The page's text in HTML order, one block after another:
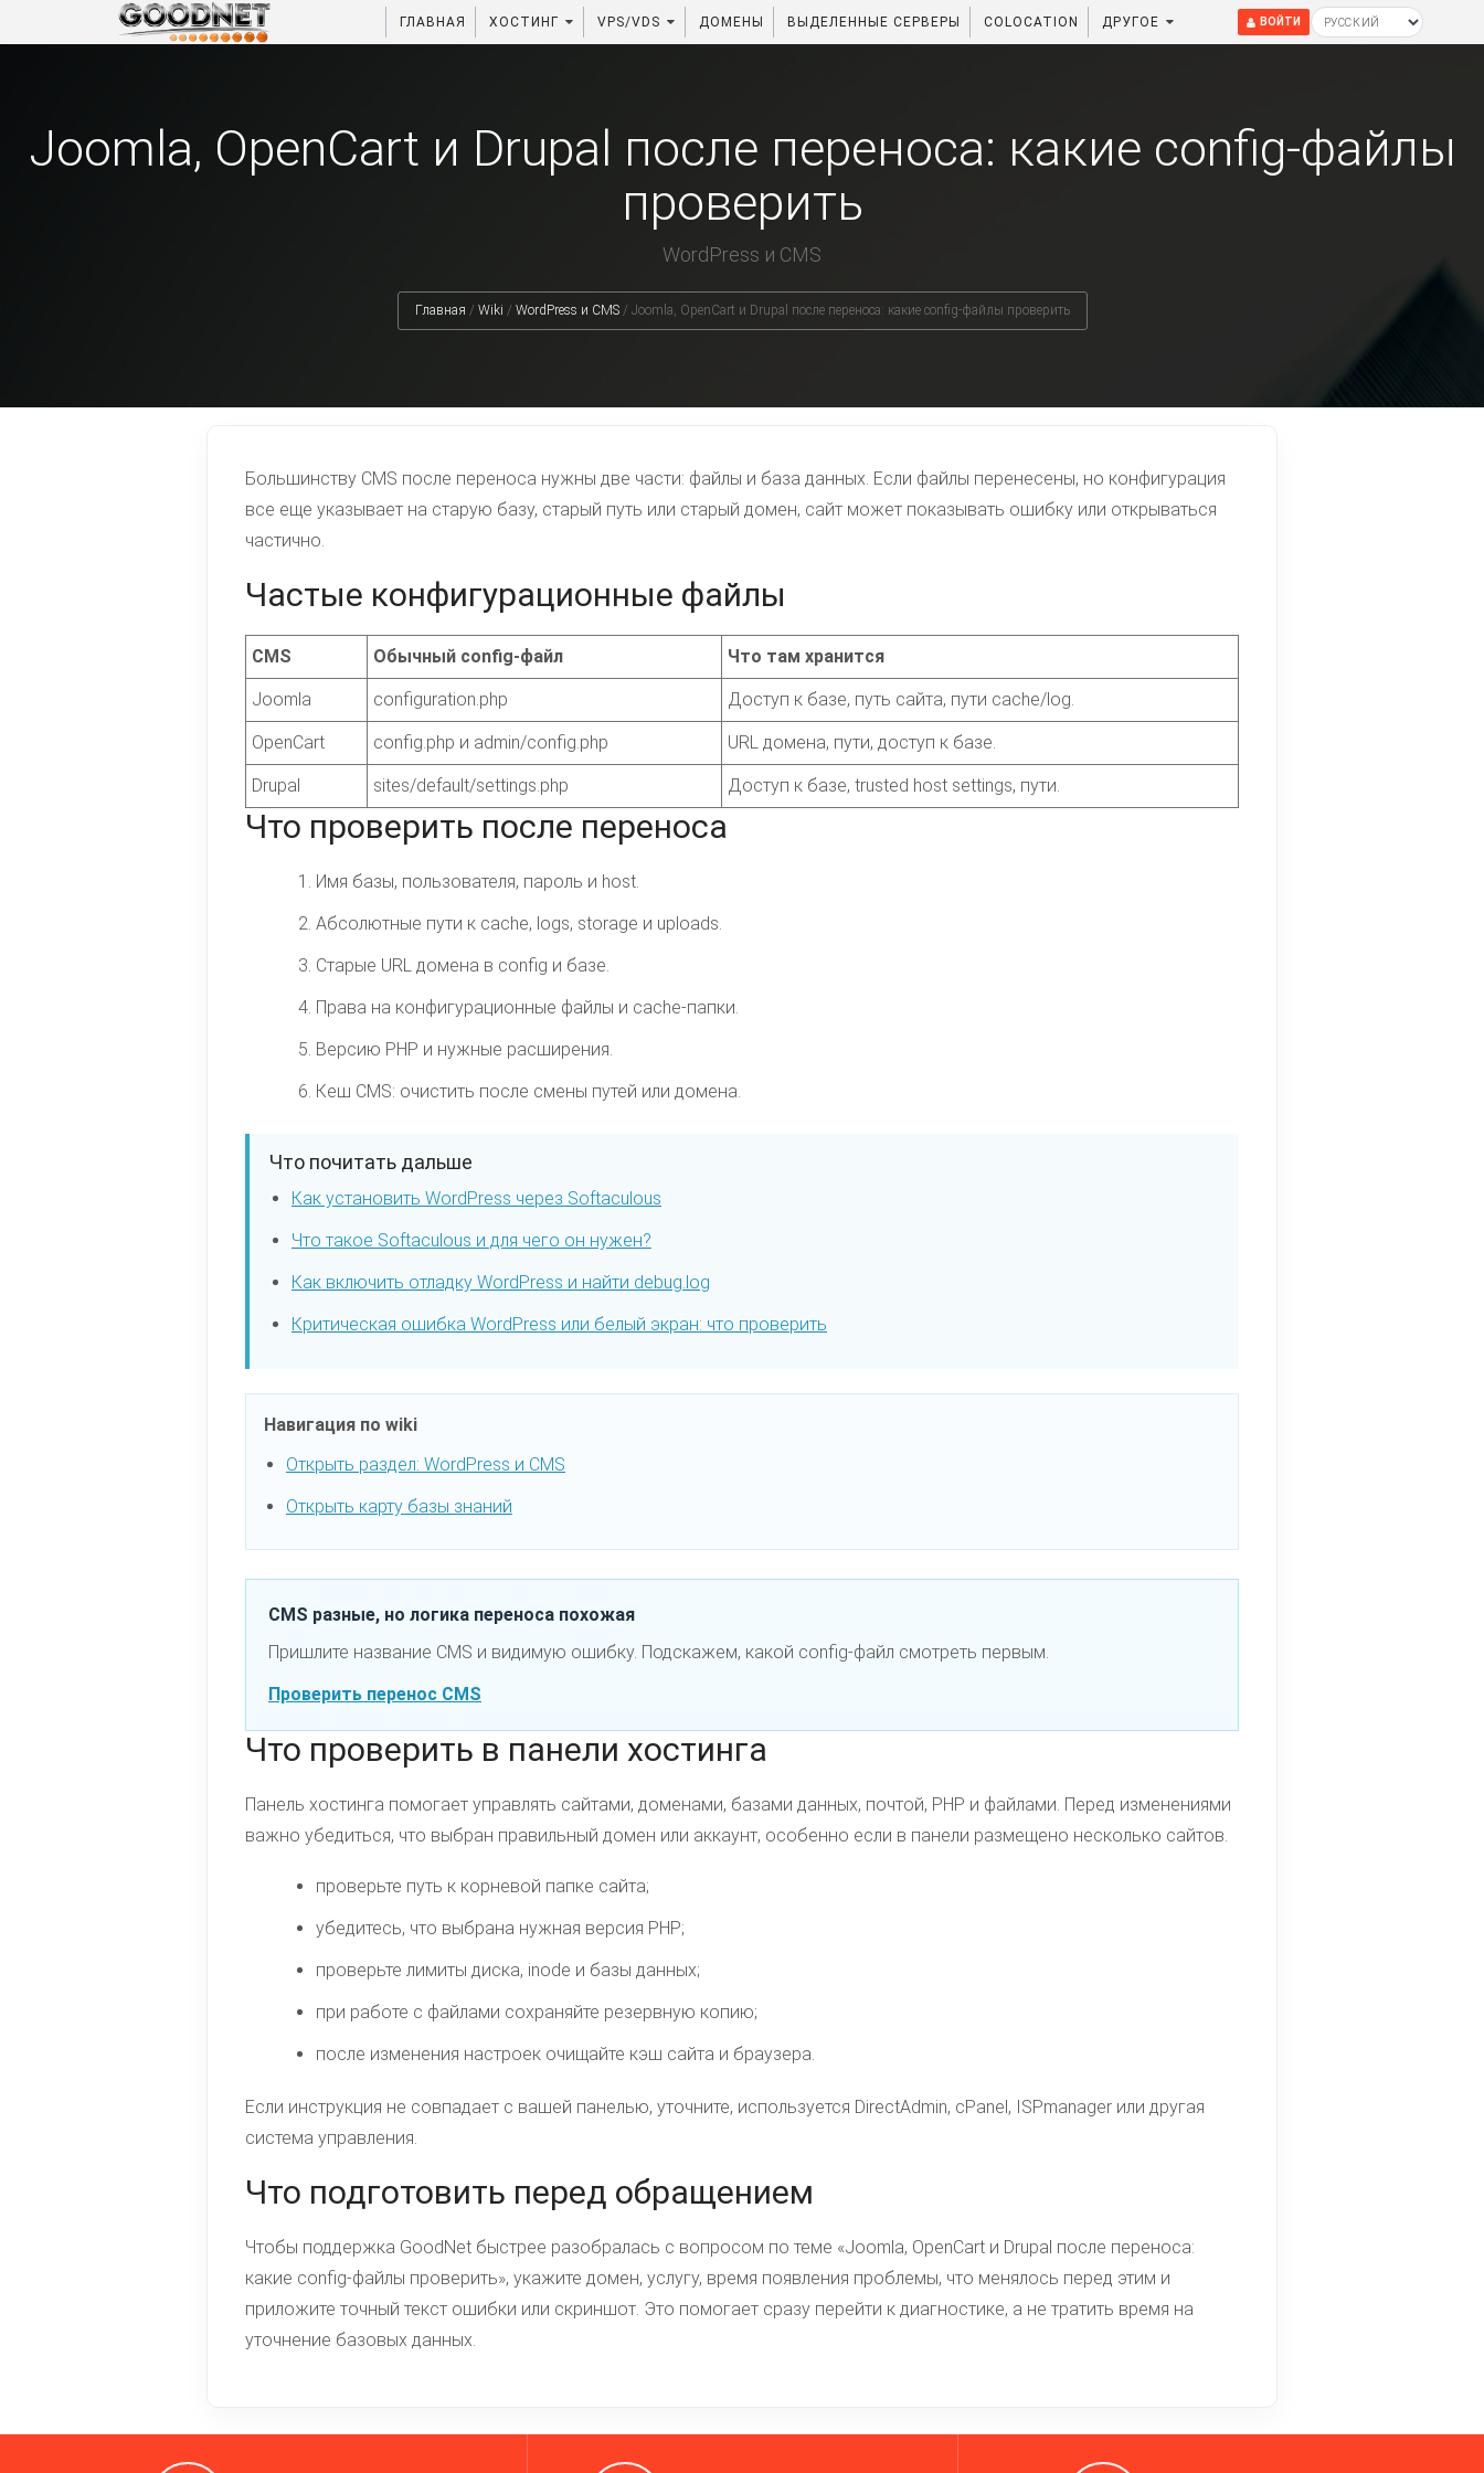
ГЛАВНАЯ ХОСТИНГ VPS/VDS ДОМЕНЫ ВЫДЕЛЕННЫЕ СЕРВЕРЫ COLOCATION ДРУГОЕ ВОЙТИ
Joomla, OpenCart и Drupal после переноса: какие config-файлы
проверить
WordPress и CMS
Главная / Wiki / WordPress и CMS / Joomla, OpenCart и Drupal после переноса: какие config-файлы проверить
Большинству CMS после переноса нужны две части: файлы и база данных. Если файлы перенесены, но конфигурация
все еще указывает на старую базу, старый путь или старый домен, сайт может показывать ошибку или открываться
частично.
Частые конфигурационные файлы
CMS Обычный config-файл Что там хранится
Joomla configuration.php Доступ к базе, путь сайта, пути cache/log.
OpenCart config.php и admin/config.php URL домена, пути, доступ к базе.
Drupal sites/default/settings.php Доступ к базе, trusted host settings, пути.
Что проверить после переноса
Имя базы, пользователя, пароль и host.
Абсолютные пути к cache, logs, storage и uploads.
Старые URL домена в config и базе.
Права на конфигурационные файлы и cache-папки.
Версию PHP и нужные расширения.
Кеш CMS: очистить после смены путей или домена.
Что почитать дальше
Как установить WordPress через Softaculous
Что такое Softaculous и для чего он нужен?
Как включить отладку WordPress и найти debug.log
Критическая ошибка WordPress или белый экран: что проверить
Навигация по wiki
Открыть раздел: WordPress и CMS
Открыть карту базы знаний
CMS разные, но логика переноса похожая
Пришлите название CMS и видимую ошибку. Подскажем, какой config-файл смотреть первым.
Проверить перенос CMS
Что проверить в панели хостинга
Панель хостинга помогает управлять сайтами, доменами, базами данных, почтой, PHP и файлами. Перед изменениями
важно убедиться, что выбран правильный домен или аккаунт, особенно если в панели размещено несколько сайтов.
проверьте путь к корневой папке сайта;
убедитесь, что выбрана нужная версия PHP;
проверьте лимиты диска, inode и базы данных;
при работе с файлами сохраняйте резервную копию;
после изменения настроек очищайте кэш сайта и браузера.
Если инструкция не совпадает с вашей панелью, уточните, используется DirectAdmin, cPanel, ISPmanager или другая
система управления.
Что подготовить перед обращением
Чтобы поддержка GoodNet быстрее разобралась с вопросом по теме «Joomla, OpenCart и Drupal после переноса:
какие config-файлы проверить», укажите домен, услугу, время появления проблемы, что менялось перед этим и
приложите точный текст ошибки или скриншот. Это помогает сразу перейти к диагностике, а не тратить время на
уточнение базовых данных.